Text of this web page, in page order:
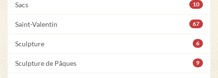
Sacs 10
Saint-Valentin 67
Sculpture 6
Sculpture de Pâques 9